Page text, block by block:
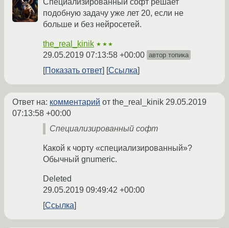
Специализированный софт решает
подобную задачу уже лет 20, если не
больше и без нейросетей.
the_real_kinik ★★★
29.05.2019 07:13:58 +00:00 автор топика
Показать ответ Ссылка
Ответ на: комментарий от the_real_kinik 29.05.2019
07:13:58 +00:00
Специализированный софт
Какой к чорту «специализированный»?
Обычный gnumeric.
Deleted
29.05.2019 09:49:42 +00:00
Ссылка